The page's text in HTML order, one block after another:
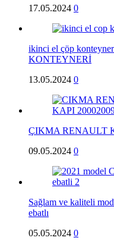
17.05.2024 0
ikinci el çöp
KONTEYNERİ
13.05.2024 0
ÇIKMA RENAULT
09.05.2024 0
Sağlam ve kaliteli
ebatlı
05.05.2024 0